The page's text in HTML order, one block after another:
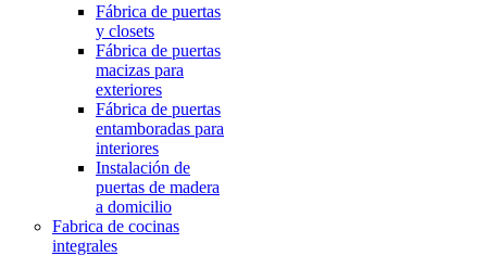
Fábrica de puertas
y closets
Fábrica de puertas
macizas para
exteriores
Fábrica de puertas
entamboradas para
interiores
Instalación de
puertas de madera
a domicilio
Fabrica de cocinas
integrales